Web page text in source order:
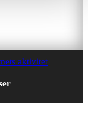
aktivitet